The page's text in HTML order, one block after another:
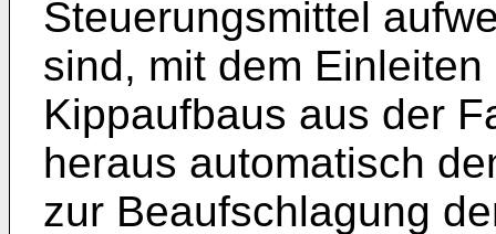
Steuerungsmittel
sind, mit dem
Kippaufbaus aus der
heraus automatisch
zur Beaufschlagung